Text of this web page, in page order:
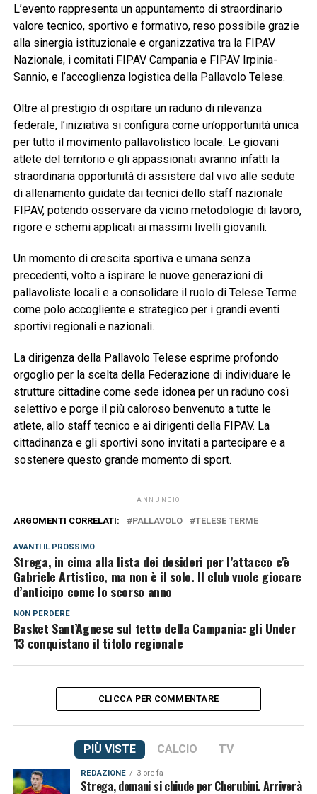
L’evento rappresenta un appuntamento di straordinario
valore tecnico, sportivo e formativo, reso possibile grazie
alla sinergia istituzionale e organizzativa tra la FIPAV
Nazionale, i comitati FIPAV Campania e FIPAV Irpinia-
Sannio, e l’accoglienza logistica della Pallavolo Telese.
Oltre al prestigio di ospitare un raduno di rilevanza
federale, l’iniziativa si configura come un’opportunità unica
per tutto il movimento pallavolistico locale. Le giovani
atlete del territorio e gli appassionati avranno infatti la
straordinaria opportunità di assistere dal vivo alle sedute
di allenamento guidate dai tecnici dello staff nazionale
FIPAV, potendo osservare da vicino metodologie di lavoro,
rigore e schemi applicati ai massimi livelli giovanili.
Un momento di crescita sportiva e umana senza
precedenti, volto a ispirare le nuove generazioni di
pallavoliste locali e a consolidare il ruolo di Telese Terme
come polo accogliente e strategico per i grandi eventi
sportivi regionali e nazionali.
La dirigenza della Pallavolo Telese esprime profondo
orgoglio per la scelta della Federazione di individuare le
strutture cittadine come sede idonea per un raduno così
selettivo e porge il più caloroso benvenuto a tutte le
atlete, allo staff tecnico e ai dirigenti della FIPAV. La
cittadinanza e gli sportivi sono invitati a partecipare e a
sostenere questo grande momento di sport.
ANNUNCIO
ARGOMENTI CORRELATI: PALLAVOLO TELESE TERME
AVANTI IL ​​PROSSIMO
Strega, in cima alla lista dei desideri per l’attacco c’è
Gabriele Artistico, ma non è il solo. Il club vuole giocare
d’anticipo come lo scorso anno
NON PERDERE
Basket Sant’Agnese sul tetto della Campania: gli Under
13 conquistano il titolo regionale
CLICCA PER COMMENTARE
PIÙ VISTE CALCIO TV
REDAZIONE 3 ore fa
Strega, domani si chiude per Cherubini. Arriverà